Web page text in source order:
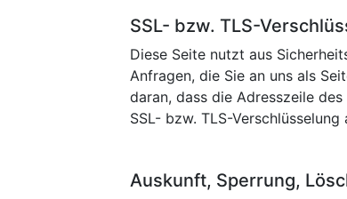
SSL- bzw. TLS-
Diese Seite nutzt aus
Anfragen, die Sie an uns als
daran, dass die Adresszeile
SSL- bzw. TLS-
Auskunft, Sperrung,